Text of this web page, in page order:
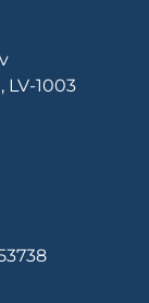
LV-1003